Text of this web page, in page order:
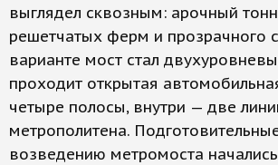
выглядел сквозным: арочный
решетчатых ферм и прозрачного
варианте мост стал
проходит открытая
четыре полосы, внутри — две
метрополитена.
возведению метромоста